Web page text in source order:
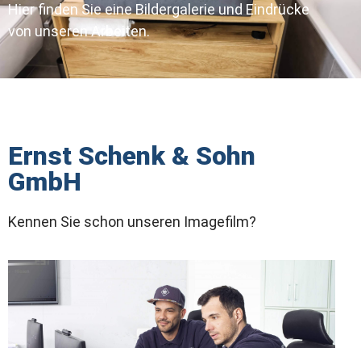
Hier finden Sie eine Bildergalerie und Eindrücke
von unseren Arbeiten.
Ernst Schenk & Sohn
GmbH
Kennen Sie schon unseren Imagefilm?